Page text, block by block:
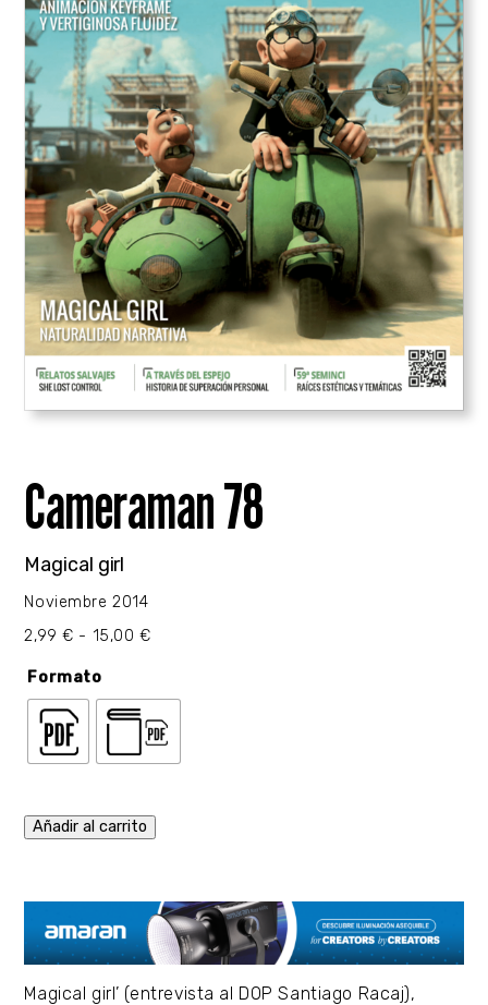
Cameraman 78
Magical girl
Noviembre 2014
2,99€ - 15,00€Rango
hasta
Formato
Añadir al carrito
Magical girl’ (entrevista al DOP Santiago Racaj),